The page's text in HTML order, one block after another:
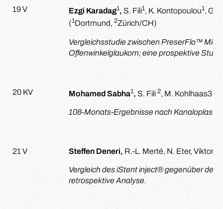
19 V Ezgi Karadag1, S. Fili1, K. Kontopoulou1, G.
(1Dortmund, 2Zürich/CH)
Vergleichsstudie zwischen PreserFlo™
Offenwinkelglaukom; eine prospektive
20 KV Mohamed Sabha1, S. Fili 2, M. Kohlhaas3
108-Monats-Ergebnisse nach Kanaloplastik
21 V Steffen Deneri, R.-L. Merté, N. Eter, Viktoria
Vergleich des iStent inject® gegenüber des
retrospektive Analyse.